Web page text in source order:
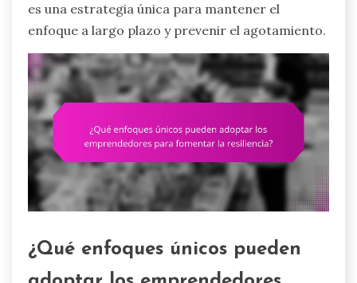
es una estrategia única para mantener el
enfoque a largo plazo y prevenir el agotamiento.
¿Qué enfoques únicos pueden